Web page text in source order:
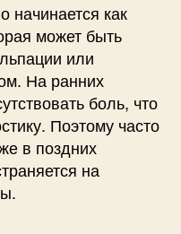
начинается как
может быть
или
На ранних
боль, что
Поэтому часто
в поздних
на